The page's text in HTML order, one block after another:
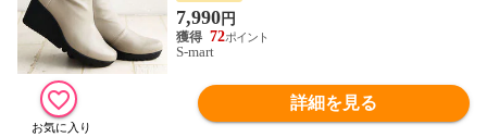
7,990円
72
S-mart
詳細を見る